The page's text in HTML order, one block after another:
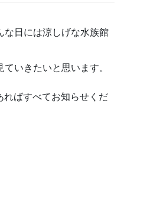
な日には涼しげな水族館
いきたいと思います。
ばすべてお知らせくだ